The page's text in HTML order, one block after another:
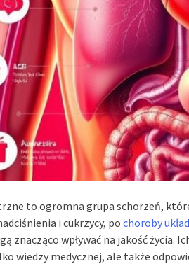
to ogromna grupa schorzeń,
i cukrzycy, pochoroby
znacząco wpływać na jakość życia.
wiedzy medycznej, ale także